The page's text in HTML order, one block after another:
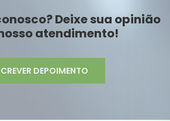
Deixe sua opinião
atendimento!
DEPOIMENTO